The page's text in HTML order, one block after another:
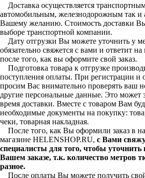
Доставка осуществляется
автомобильным, железнодорожным так и
Вашему желанию. Стоимость доставки
выборе транспортной компании.
Дату отгрузки Вы можете уточнить у
обязательно свяжется с вами и ответит
после того, как вы оформите свой заказ.
Подготовка товара к отгрузке
поступления оплаты. При регистрации и
просим Вас внимательно проверять ваш
другие персональные данные. Это может
время доставки. Вместе с товаром Вам
необходимые документы на покупку:
чеки, товарная накладная.
После того, как Вы оформили заказ в
магазине HELENSHOP.RU, с Вами
специалисты для того, чтобы уточнить
Вашем заказе, т.к. количество метров
разное.
После оплаты Вы можете получить